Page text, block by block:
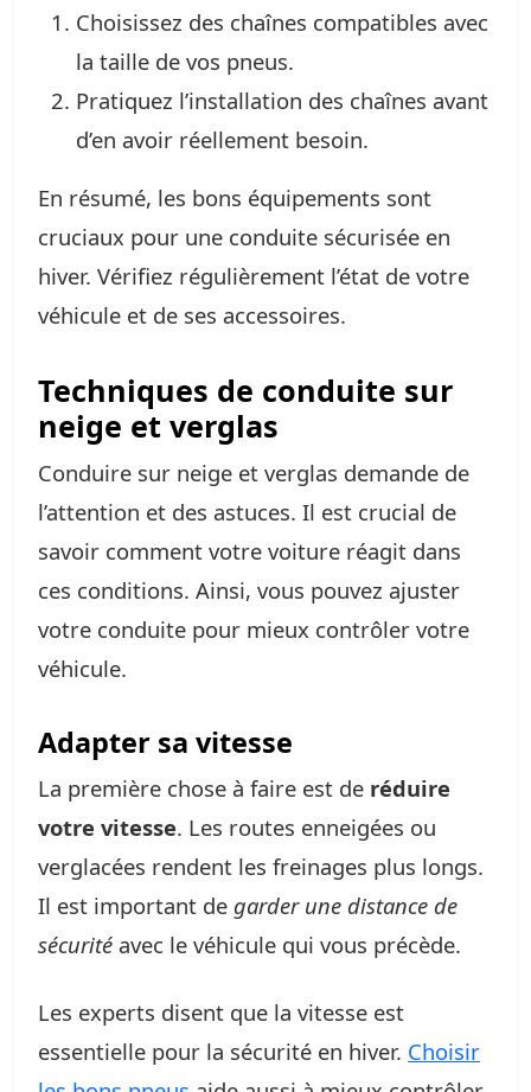
Choisissez des chaînes compatibles avec
la taille de vos pneus.
Pratiquez l’installation des chaînes avant
d’en avoir réellement besoin.
En résumé, les bons équipements sont
cruciaux pour une conduite sécurisée en
hiver. Vérifiez régulièrement l’état de votre
véhicule et de ses accessoires.
Techniques de conduite sur
neige et verglas
Conduire sur neige et verglas demande de
l’attention et des astuces. Il est crucial de
savoir comment votre voiture réagit dans
ces conditions. Ainsi, vous pouvez ajuster
votre conduite pour mieux contrôler votre
véhicule.
Adapter sa vitesse
La première chose à faire est de réduire
votre vitesse. Les routes enneigées ou
verglacées rendent les freinages plus longs.
Il est important de garder une distance de
sécurité avec le véhicule qui vous précède.
Les experts disent que la vitesse est
essentielle pour la sécurité en hiver. Choisir